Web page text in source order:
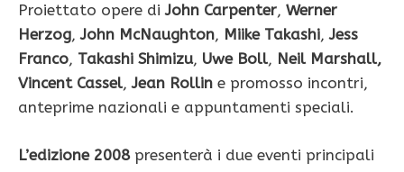
Proiettato opere diJohn Carpenter, Werner
Herzog,John McNaughton, Miike Takashi,Jess
Franco, Takashi Shimizu, Uwe Boll, Neil Marshall,
Vincent Cassel,Jean Rollin e promosso incontri,
anteprime nazionali e appuntamenti speciali.
L’edizione 2008 presenterà i due eventi principali